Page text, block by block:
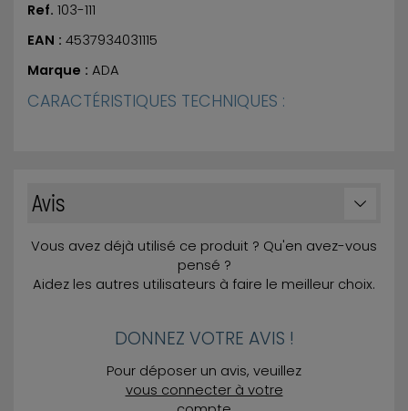
Ref. 103-111
EAN : 4537934031115
Marque : ADA
CARACTÉRISTIQUES TECHNIQUES :
Avis
Vous avez déjà utilisé ce produit ? Qu'en avez-vous
pensé ?
Aidez les autres utilisateurs à faire le meilleur choix.
DONNEZ VOTRE AVIS !
Pour déposer un avis, veuillez
vous connecter à votre